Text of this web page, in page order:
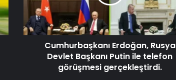
Cumhurbaşkanı Erdoğan, Rusya
Devlet Başkanı Putin ile telefon
görüşmesi gerçekleştirdi.